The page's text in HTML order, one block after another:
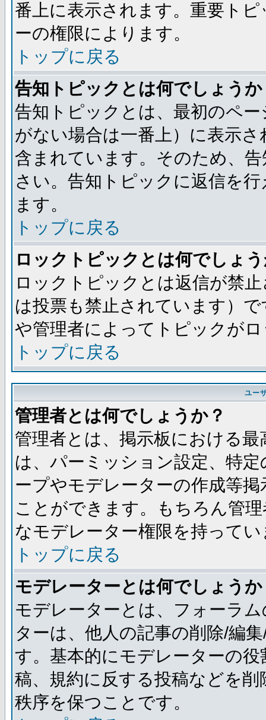
番上に表示されます。重要ト
ーの権限によります。
トップに戻る
告知トピックとは何でしょうか
告知トピックとは、最初のペ
がない場合は一番上）に表示
含まれています。そのため、
さい。告知トピックに返信を
ます。
トップに戻る
ロックトピックとは何でしょ
ロックトピックとは返信が禁
は投票も禁止されています）
や管理者によってトピックが
トップに戻る
ユー
管理者とは何でしょうか？
管理者とは、掲示板における
は、パーミッション設定、特
ープやモデレーターの作成等
ことができます。もちろん管
なモデレーター権限を持ってい
トップに戻る
モデレーターとは何でしょうか
モデレーターとは、フォーラ
ターは、他人の記事の削除/編
す。基本的にモデレーターの
稿、規約に反する投稿などを
秩序を保つことです。